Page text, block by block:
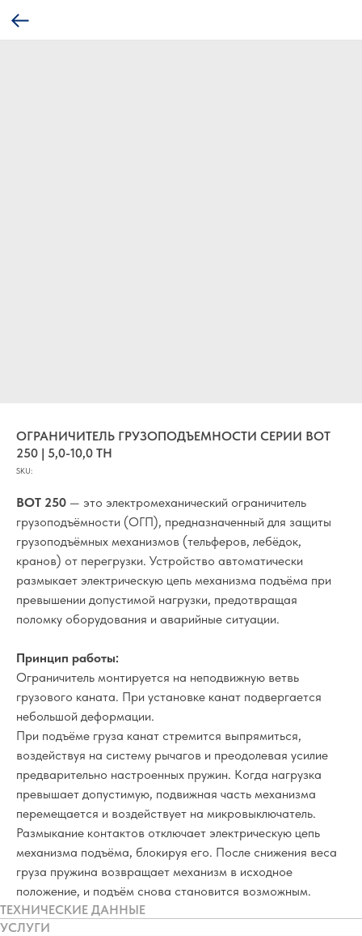
ОГРАНИЧИТЕЛЬ ГРУЗОПОДЪЕМНОСТИ СЕРИИ ВОТ
250 | 5,0-10,0 ТН
SKU:
ВОТ 250 — это электромеханический ограничитель
грузоподъёмности (ОГП), предназначенный для защиты
грузоподъёмных механизмов (тельферов, лебёдок,
кранов) от перегрузки. Устройство автоматически
размыкает электрическую цепь механизма подъёма при
превышении допустимой нагрузки, предотвращая
поломку оборудования и аварийные ситуации.
Принцип работы:
Ограничитель монтируется на неподвижную ветвь
грузового каната. При установке канат подвергается
небольшой деформации.
При подъёме груза канат стремится выпрямиться,
воздействуя на систему рычагов и преодолевая усилие
предварительно настроенных пружин. Когда нагрузка
превышает допустимую, подвижная часть механизма
перемещается и воздействует на микровыключатель.
Размыкание контактов отключает электрическую цепь
механизма подъёма, блокируя его. После снижения веса
груза пружина возвращает механизм в исходное
положение, и подъём снова становится возможным.
ТЕХНИЧЕСКИЕ ДАННЫЕ
УСЛУГИ